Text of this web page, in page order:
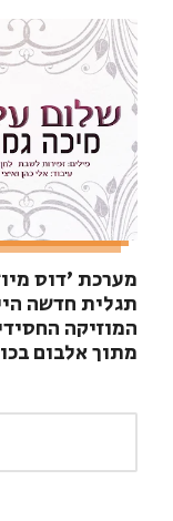
מערכת 'דוס
תגלית חדשה
המוזיקה
מתוך אלבום